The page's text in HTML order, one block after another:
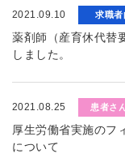
2021.09.10 求職者
薬剤師（産育休代替
しました。
2021.08.25 患者さ
厚生労働省実施のフ
について